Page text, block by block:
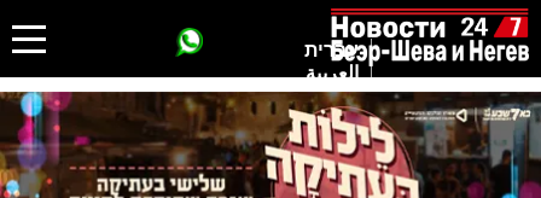
עברית
العربية